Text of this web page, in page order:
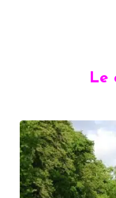
Le